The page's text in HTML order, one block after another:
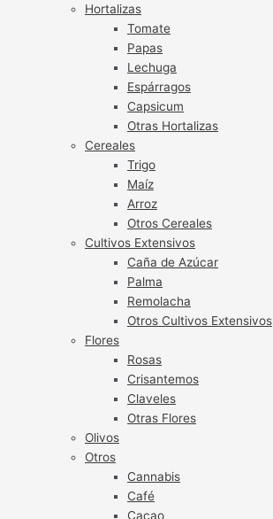
Hortalizas
Tomate
Papas
Lechuga
Espárragos
Capsicum
Otras Hortalizas
Cereales
Trigo
Maíz
Arroz
Otros Cereales
Cultivos Extensivos
Caña de Azúcar
Palma
Remolacha
Otros Cultivos Extensivos
Flores
Rosas
Crisantemos
Claveles
Otras Flores
Olivos
Otros
Cannabis
Café
Cacao